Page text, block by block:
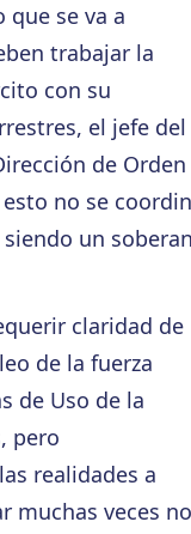
que se va a
trabajar la
con su
el jefe del
de Orden
no se
un
claridad de
de la fuerza
de Uso de la
pero
realidades a
muchas veces no